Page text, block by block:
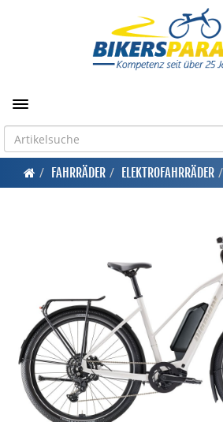
Toggle navigation
FAHRRÄDER ELEKTROFAHRRÄDER